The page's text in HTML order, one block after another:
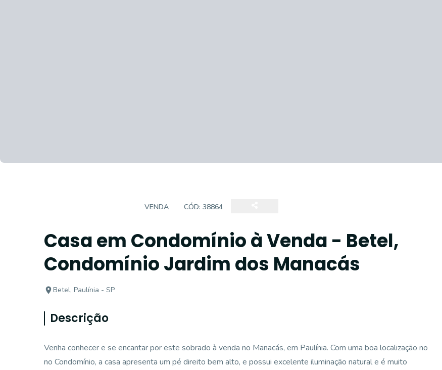
VENDA CÓD: 38864
Casa em Condomínio à Venda - Betel,
Condomínio Jardim dos Manacás
Betel, Paulínia - SP
Descrição
Venha conhecer e se encantar por este sobrado à venda no Manacás, em Paulínia. Com uma boa localização no
no Condomínio, a casa apresenta um pé direito bem alto, e possui excelente iluminação natural e é muito